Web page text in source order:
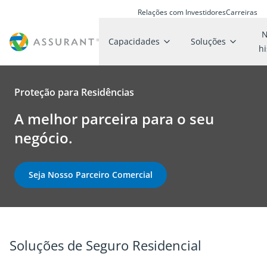
Relações com InvestidoresCarreiras
Capacidades Soluções
Proteção para Residências
A melhor parceira para o seu
negócio.
Seja Nosso Parceiro Comercial
Soluções de Seguro Residencial